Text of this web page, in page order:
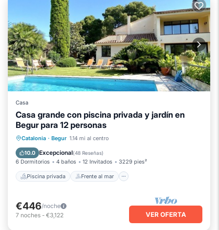
Casa
Casa grande con piscina privada y jardín en
Begur para 12 personas
Catalonia · Begur 1.14 mi al centro
10.0 Excepcional(48 Reseñas)
6 Dormitorios 4 baños 12 Invitados 3229 pies²
Piscina privada Frente al mar
Piscina privada
Frente al mar
Chimenea/Calefacción
€446/noche
7 noches - €3,122 VER OFERTA